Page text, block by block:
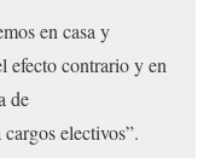
en casa y
efecto contrario y en
de
electivos”.